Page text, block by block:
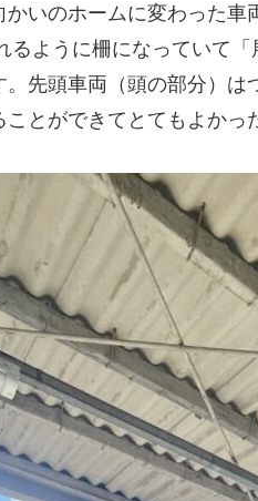
いのホームに変わった
るように柵になっていて
先頭車両（頭の部分）
ことができてとてもよか